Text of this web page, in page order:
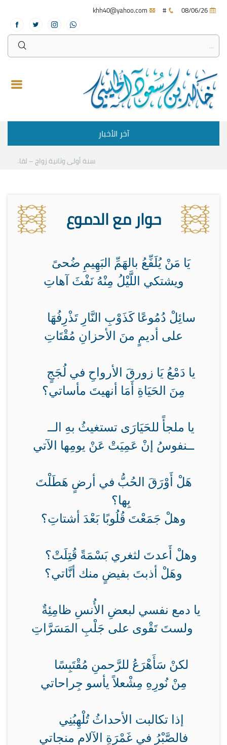
#
آخر الأخبار
سنة أولى وثانية زواج – لقاء مع
حوار مع الدموع
يَا مَنْ يُلَفِّعُ بالهَمِّ البَهِيمِ ضُحىً
ويشتكي اللَّيْلُ مِنْهُ نَفْثَ آهاتِ
سائِلْ دُمُوعًا كَذَوْبِ النَّارِ تَذْرِفُهَا
على أديمٍ منَ الأحزانِ مُقْتَاتِ
يا دَمْعُ يَا زورقَ الأرواحِ في لُجَجٍ
مِنَ الحَيَاةِ أَمَا أنهيتَ مأساتي؟
يا ملجأً للحَيَارَى تستغيثُ بهِ الــ
ــنفوسُ إنْ عَمِيَتْ عَنْ يومِها الآتي
هَلْ أَوْرَقَ الحُبُّ في أرضٍ هَطَلْتَ
بِها؟
وهلْ جَمَعْتَ قُلُوبًا بَعْدَ أشتاتِ؟
وهلْ أَعدتَ لثغري بَسْمَةً قُتِلَتْ؟
وهَلْ أذبتَ بفيضٍ منك أنَّاتي؟
يا دمع نفسي لبعضِ الأُنسِ ظامِئِةٌ
ولستَ تَقْوى على جَلْبِ المَسَرَّاتِ
لكنْ سَأَهْرَعُ للرَّحمنِ مُقْتَبِسًا
مِنْ نُورِهِ مِشْعلاً يأسو جِراحاتي
إذا تكالبت الأحداثُ تُلْهِبُنِي
فالصَّبْرُ في غَمْرَةِ الآلام منجاتي